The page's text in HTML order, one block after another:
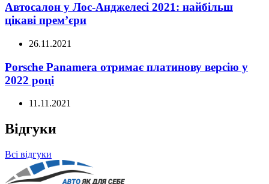
Автосалон у Лос-Анджелесі 2021: найбільш
цікаві прем’єри
26.11.2021
Porsche Panamera отримає платинову версію у
2022 році
11.11.2021
Відгуки
Всі відгуки